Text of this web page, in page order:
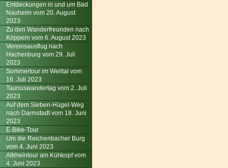
Entdeckungen in und um Bad
Nauheim vom 20. August
2023
Zu den Wanderfreunden nach
Köppern vom 6. August 2023
Vereinsausflug nach
Hachenburg vom 29. Juli
2023
Sommertour im Weiltal vom
16. Juli 2023
Taunuswandertag vom 2. Juli
2023
Auf dem Sieben-Hügel-Weg
nach Darmstadt vom 18. Juni
2023
E-Bike-Tour
Um die Reichenbacher Burg
vom 4. Juni 2023
Altrheintour am Kühkopf vom
4. Juni 2023